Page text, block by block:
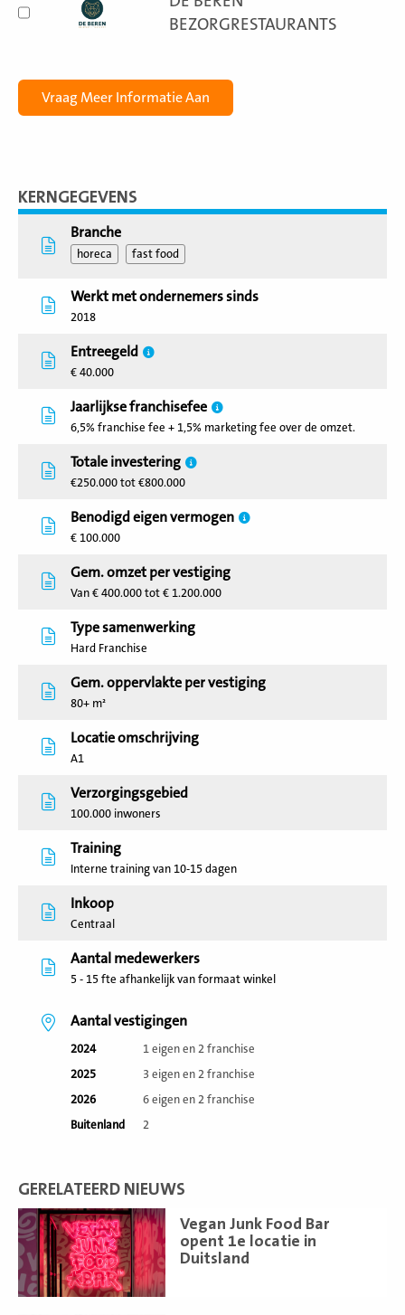
BEZORGRESTAURANTS
KERNGEGEVENS
Branche
horeca fast food
Werkt met ondernemers sinds
2018
Entreegeld
€ 40.000
Jaarlijkse franchisefee
6,5% franchise fee + 1,5% marketing fee over de omzet.
Totale investering
€250.000 tot €800.000
Benodigd eigen vermogen
€ 100.000
Gem. omzet per vestiging
Van € 400.000 tot € 1.200.000
Type samenwerking
Hard Franchise
Gem. oppervlakte per vestiging
80+ m²
Locatie omschrijving
A1
Verzorgingsgebied
100.000 inwoners
Training
Interne training van 10-15 dagen
Inkoop
Centraal
Aantal medewerkers
5 - 15 fte afhankelijk van formaat winkel
Aantal vestigingen
2024
1 eigen en 2 franchise
2025
3 eigen en 2 franchise
2026
6 eigen en 2 franchise
Buitenland
2
GERELATEERD NIEUWS
Vegan Junk Food Bar
opent 1e locatie in
Duitsland
Lees
meer